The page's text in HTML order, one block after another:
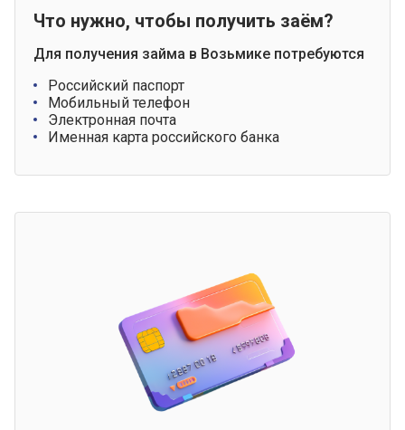
Что нужно, чтобы получить заём?
Для получения займа в Возьмике потребуются
Российский паспорт
Мобильный телефон
Электронная почта
Именная карта российского банка